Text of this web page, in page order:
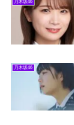
乃木坂46
乃木坂46